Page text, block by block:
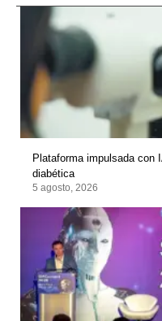
Plataforma impulsada con
diabética
5 agosto, 2026